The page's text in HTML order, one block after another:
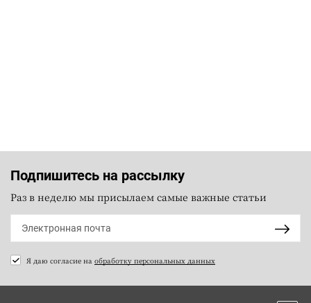
Подпишитесь на рассылку
Раз в неделю мы присылаем самые важные статьи
Я даю согласие на обработку персональных данных